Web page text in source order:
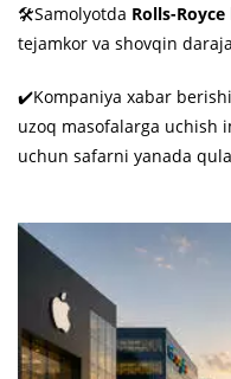
🛠Samolyotda Rolls-Royce
tejamkor va shovqin
✔️Kompaniya xabar
uzoq masofalarga uchish
uchun safarni yanada